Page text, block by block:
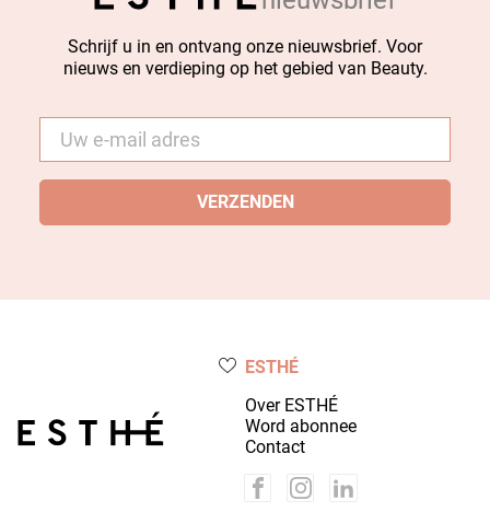
Schrijf u in en ontvang onze nieuwsbrief. Voor
nieuws en verdieping op het gebied van Beauty.
mail *
ESTHÉ
Over ESTHÉ
Word abonnee
Contact